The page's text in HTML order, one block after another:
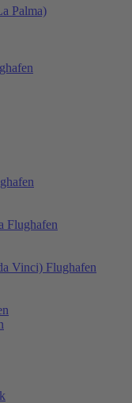
Palma)
Flughafen
Vinci) Flughafen